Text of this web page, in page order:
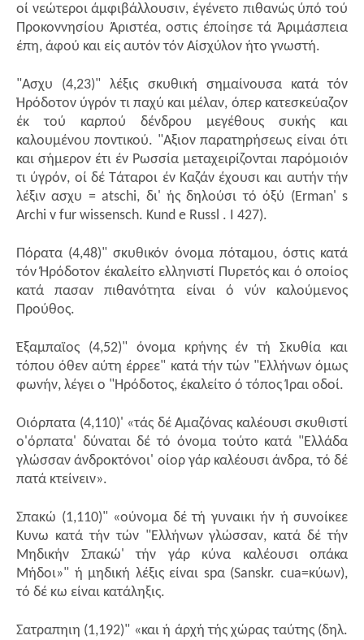
οί νεώτεροι άμφιβάλλουσιν, έγένετο πιθανώς ύπό τού
Προκοννησίου Άριστέα, οστις έποίησε τά Άριμάσπεια
έπη, άφού και είς αυτόν τόν Αίσχύλον ήτο γνωστή.
"Ασχυ (4,23)" λέξις σκυθική σημαίνουσα κατά τόν
Ήρόδοτον ύγρόν τι παχύ και μέλαν, όπερ κατεσκεύαζον
έκ τού καρπού δένδρου μεγέθους συκής και
καλουμένου ποντικού. "Αξιον παρατηρήσεως είναι ότι
και σήμερον έτι έν Ρωσσία μεταχειρίζονται παρόμοιόν
τι ύγρόν, οί δέ Τάταροι έν Καζάν έχουσι και αυτήν τήν
λέξιν ασχυ = atschi, δι' ής δηλούσι τό όξύ (Erman' s
Archi v fur wissensch. Kund e Russl . I 427).
Πόρατα (4,48)" σκυθικόν όνομα πόταμου, όστις κατά
τόν Ήρόδοτον έκαλείτο ελληνιστί Πυρετός και ό οποίος
κατά πασαν πιθανότητα είναι ό νύν καλούμενος
Προύθος.
Έξαμπαϊος (4,52)" όνομα κρήνης έν τή Σκυθία και
τόπου όθεν αύτη έρρεε" κατά τήν τών "Ελλήνων όμως
φωνήν, λέγει ο "Ηρόδοτος, έκαλείτο ό τόπος Ίραι οδοί.
Οιόρπατα (4,110)' «τάς δέ Αμαζόνας καλέουσι σκυθιστί
ο'όρπατα' δύναται δέ τό όνομα τούτο κατά "Ελλάδα
γλώσσαν άνδροκτόνοι' οίορ γάρ καλέουσι άνδρα, τό δέ
πατά κτείνειν».
Σπακώ (1,110)" «ούνομα δέ τή γυναικι ήν ή συνοίκεε
Κυνω κατά τήν τών "Ελλήνων γλώσσαν, κατά δέ τήν
Μηδικήν Σπακώ' τήν γάρ κύνα καλέουσι οπάκα
Μήδοι»" ή μηδική λέξις είναι spα (Sanskr. cua=κύων),
τό δέ κω είναι κατάληξις.
Σατραπηιη (1,192)" «και ή άρχή τής χώρας ταύτης (δηλ.